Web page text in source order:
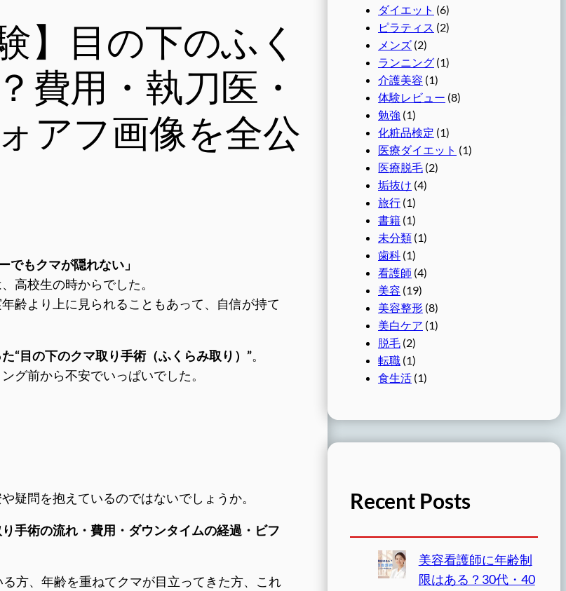
】目の下のふく
費用・執刀医・
アフ画像を全公
でもクマが隠れない」
高校生の時からでした。
齢より上に見られることもあって、自信が持て
“目の下のクマ取り手術（ふくらみ取り）”。
グ前から不安でいっぱいでした。
疑問を抱えているのではないでしょうか。
手術の流れ・費用・ダウンタイムの経過・ビフ
方、年齢を重ねてクマが目立ってきた方、これ
ダイエット (6)
ピラティス (2)
メンズ (2)
ランニング (1)
介護美容 (1)
体験レビュー (8)
勉強 (1)
化粧品検定 (1)
医療ダイエット (1)
医療脱毛 (2)
垢抜け (4)
旅行 (1)
書籍 (1)
未分類 (1)
歯科 (1)
看護師 (4)
美容 (19)
美容整形 (8)
美白ケア (1)
脱毛 (2)
転職 (1)
食生活 (1)
Recent Posts
美容看護師に年齢制
限はある？30代・40